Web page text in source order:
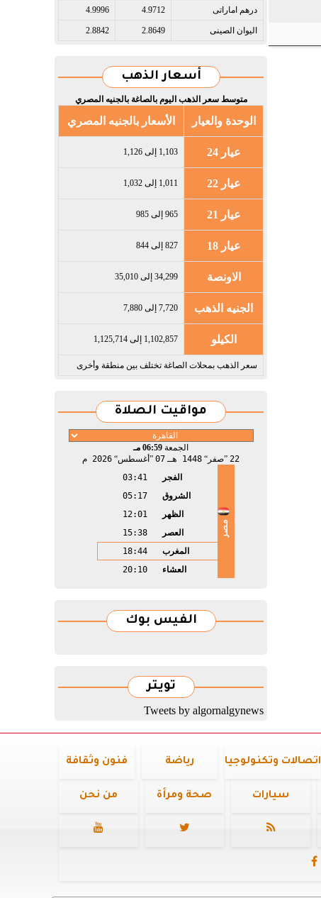
درهم اماراتى​ 4.9712
4.9996
اليوان الصينى​ 2.8649
2.8842
أسعار الذهب
متوسط سعر الذهب اليوم بالصاغة بالجنيه المصري
الوحدة والعيار الأسعار بالجنيه المصري
عيار 24 1,103 إلى 1,126
عيار 22 1,011 إلى 1,032
عيار 21 965 إلى 985
عيار 18 827 إلى 844
الاونصة 34,299 إلى 35,010
الجنيه الذهب 7,720 إلى 7,880
الكيلو 1,102,857 إلى 1,125,714
سعر الذهب بمحلات الصاغة تختلف بين منطقة وأخرى
مواقيت الصلاة
الجمعة 06:59 مـ
22 صفر 1448 هـ 07 أغسطس 2026 م
مصر
الفجر
03:41
الشروق
05:17
الظهر
12:01
العصر
15:38
المغرب
18:44
العشاء
20:10
الفيس بوك
تويتر
Tweets by algornalgynews
اتصالات وتكنولوجيا رياضة فنون وثقافة
سيارات صحة ومرأة من نحن



